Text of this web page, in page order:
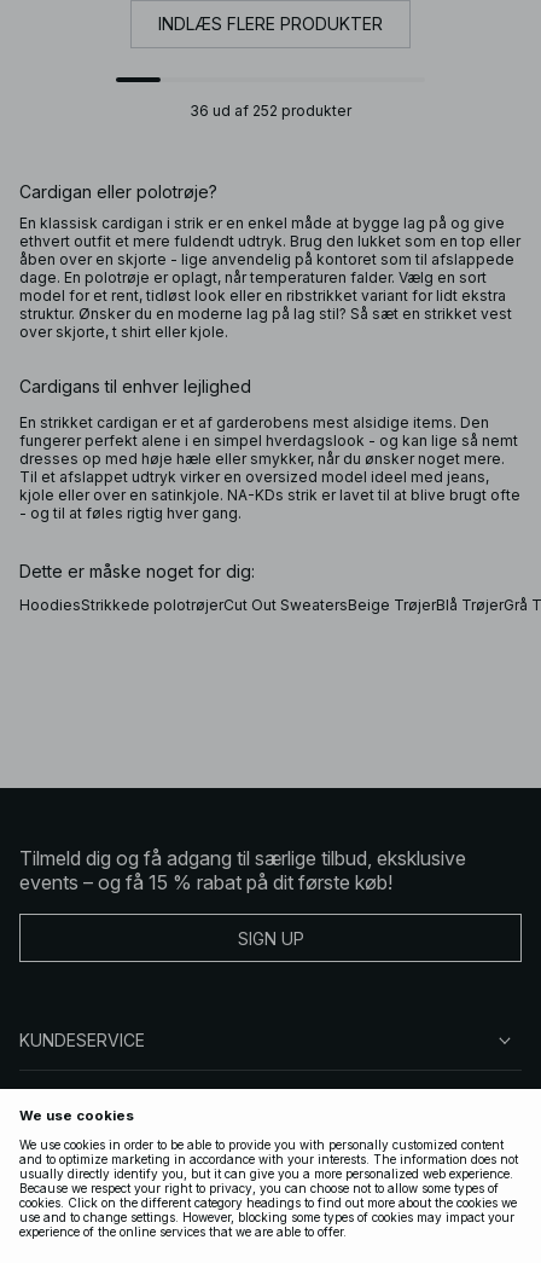
INDLÆS FLERE PRODUKTER
36 ud af 252 produkter
Cardigan eller polotrøje?
En klassisk cardigan i strik er en enkel måde at bygge lag på og give
ethvert outfit et mere fuldendt udtryk. Brug den lukket som en top eller
åben over en skjorte - lige anvendelig på kontoret som til afslappede
dage. En polotrøje er oplagt, når temperaturen falder. Vælg en sort
model for et rent, tidløst look eller en ribstrikket variant for lidt ekstra
struktur. Ønsker du en moderne lag på lag stil? Så sæt en strikket vest
over skjorte, t shirt eller kjole.
Cardigans til enhver lejlighed
En strikket cardigan er et af garderobens mest alsidige items. Den
fungerer perfekt alene i en simpel hverdagslook - og kan lige så nemt
dresses op med høje hæle eller smykker, når du ønsker noget mere.
Til et afslappet udtryk virker en oversized model ideel med jeans,
kjole eller over en satinkjole. NA-KDs strik er lavet til at blive brugt ofte
- og til at føles rigtig hver gang.
Dette er måske noget for dig:
HoodiesStrikkede polotrøjerCut Out SweatersBeige TrøjerBlå TrøjerGrå
Tilmeld dig og få adgang til særlige tilbud, eksklusive
events – og få 15 % rabat på dit første køb!
SIGN UP
KUNDESERVICE
FØLG OS
GYLDIGE